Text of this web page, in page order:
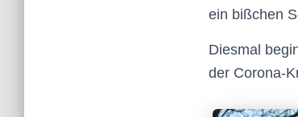
ein bißchen
Diesmal
der Corona-